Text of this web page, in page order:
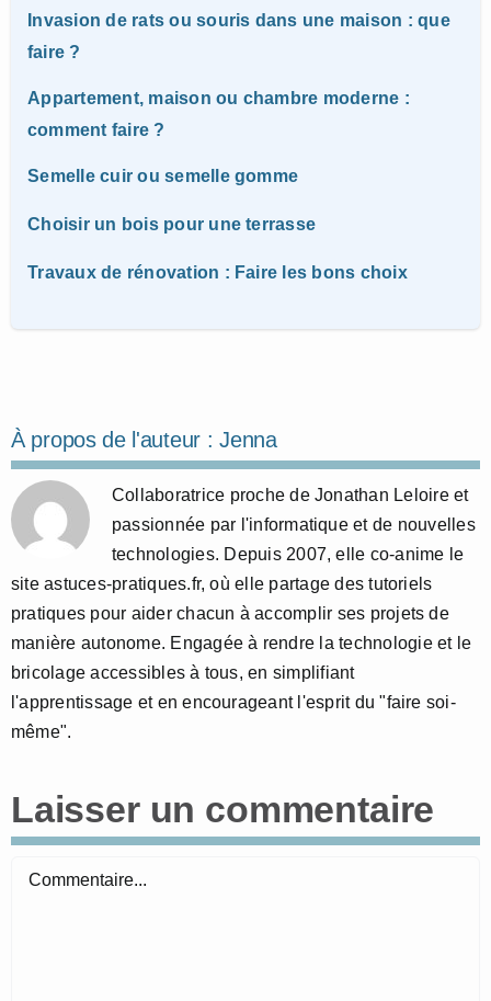
Invasion de rats ou souris dans une maison : que
faire ?
Appartement, maison ou chambre moderne :
comment faire ?
Semelle cuir ou semelle gomme
Choisir un bois pour une terrasse
Travaux de rénovation : Faire les bons choix
À propos de l'auteur :Jenna
Collaboratrice proche de Jonathan Leloire et
passionnée par l'informatique et de nouvelles
technologies. Depuis 2007, elle co-anime le
site astuces-pratiques.fr, où elle partage des tutoriels
pratiques pour aider chacun à accomplir ses projets de
manière autonome. Engagée à rendre la technologie et le
bricolage accessibles à tous, en simplifiant
l'apprentissage et en encourageant l'esprit du "faire soi-
même".
Laisser un commentaire
Commentaire